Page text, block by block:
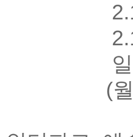
2.12(수)
2.15(토)
일 오
(월 공